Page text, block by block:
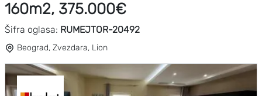
160m2, 375.000€
Šifra oglasa: RUMEJTOR-20492
Beograd, Zvezdara, Lion